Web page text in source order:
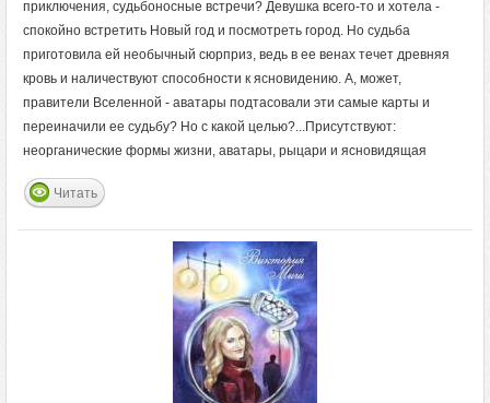
приключения, судьбоносные встречи? Девушка всего-то и хотела -
спокойно встретить Новый год и посмотреть город. Но судьба
приготовила ей необычный сюрприз, ведь в ее венах течет древняя
кровь и наличествуют способности к ясновидению. А, может,
правители Вселенной - аватары подтасовали эти самые карты и
переиначили ее судьбу? Но с какой целью?...Присутствуют:
неорганические формы жизни, аватары, рыцари и ясновидящая
Читать